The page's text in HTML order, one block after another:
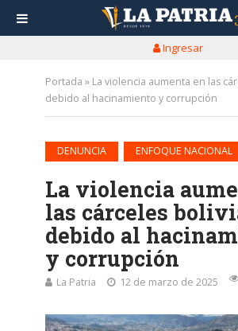
Ingresar
Portada » La violencia aumenta en las
debido al hacinamiento y corrupción
DENUNCIA ENFOQUE NACIONAL
La violencia
las cárceles
debido al
y corrupción
La Patria 12 de marzo de 2025